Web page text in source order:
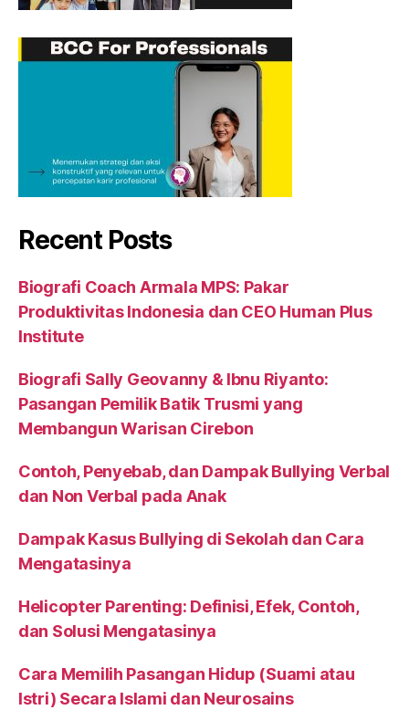
Recent Posts
Biografi Coach Armala MPS: Pakar
Produktivitas Indonesia dan CEO Human Plus
Institute
Biografi Sally Geovanny & Ibnu Riyanto:
Pasangan Pemilik Batik Trusmi yang
Membangun Warisan Cirebon
Contoh, Penyebab, dan Dampak Bullying Verbal
dan Non Verbal pada Anak
Dampak Kasus Bullying di Sekolah dan Cara
Mengatasinya
Helicopter Parenting: Definisi, Efek, Contoh,
dan Solusi Mengatasinya
Cara Memilih Pasangan Hidup (Suami atau
Istri) Secara Islami dan Neurosains